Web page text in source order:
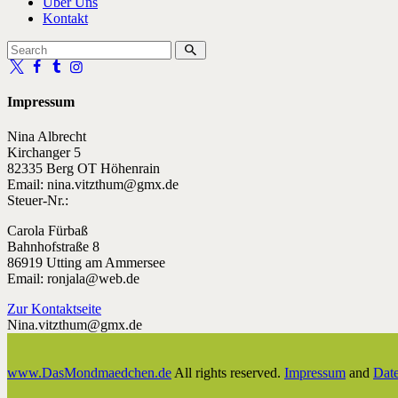
Kontakt
Impressum
Nina Albrecht
Kirchanger 5
82335 Berg OT Höhenrain
Email: nina.vitzthum@gmx.de
Steuer-Nr.:
Carola Fürbaß
Bahnhofstraße 8
86919 Utting am Ammersee
Email: ronjala@web.de
Zur Kontaktseite
Nina.vitzthum@gmx.de
www.DasMondmaedchen.de All rights reserved. Impressum and